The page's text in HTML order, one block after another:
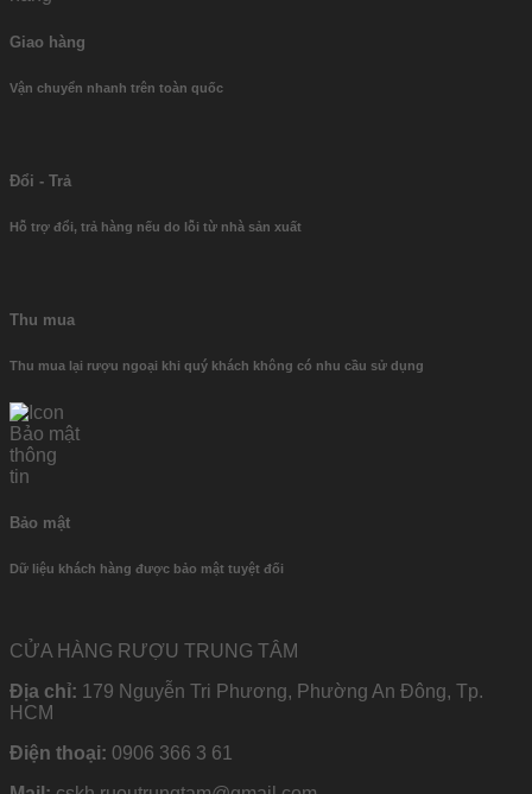
Giao hàng
Vận chuyển nhanh trên toàn quốc
Đổi - Trả
Hỗ trợ đổi, trả hàng nếu do lỗi từ nhà sản xuất
Thu mua
Thu mua lại rượu ngoại khi quý khách không có nhu cầu sử dụng
Bảo mật
Dữ liệu khách hàng được bảo mật tuyệt đối
CỬA HÀNG RƯỢU TRUNG TÂM
Địa chỉ: 179 Nguyễn Tri Phương, Phường An Đông, Tp.
HCM
Điện thoại: 0906 366 3 61